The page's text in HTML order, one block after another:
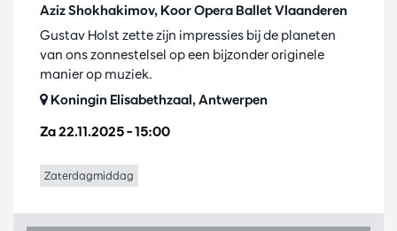
Aziz Shokhakimov, Koor Opera Ballet Vlaanderen
Za 22.11.2025– 15:00
Gustav Holst zette zijn impressies bij de planeten
van ons zonnestelsel op een bijzonder originele
manier op muziek.
Koningin Elisabethzaal, Antwerpen
Zaterdagmiddag